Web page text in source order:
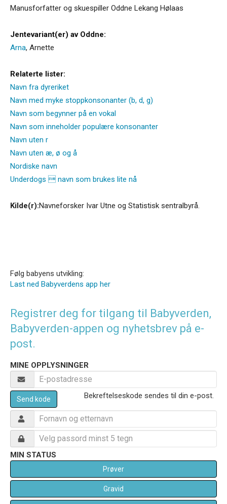
Manusforfatter og skuespiller Oddne Lekang Hølaas
Jentevariant(er) av Oddne:
Arna, Arnette
Relaterte lister:
Navn fra dyreriket
Navn med myke stoppkonsonanter (b, d, g)
Navn som begynner på en vokal
Navn som inneholder populære konsonanter
Navn uten r
Navn uten æ, ø og å
Nordiske navn
Underdogs  navn som brukes lite nå
Kilde(r):Navneforsker Ivar Utne og Statistisk sentralbyrå.
Følg babyens utvikling:
Last ned Babyverdens app her
Registrer deg for tilgang til Babyverden,
Babyverden-appen og nyhetsbrev på e-
post.
MINE OPPLYSNINGER
Send kode Bekreftelseskode sendes til din e-post.
MIN STATUS
Prøver
Gravid